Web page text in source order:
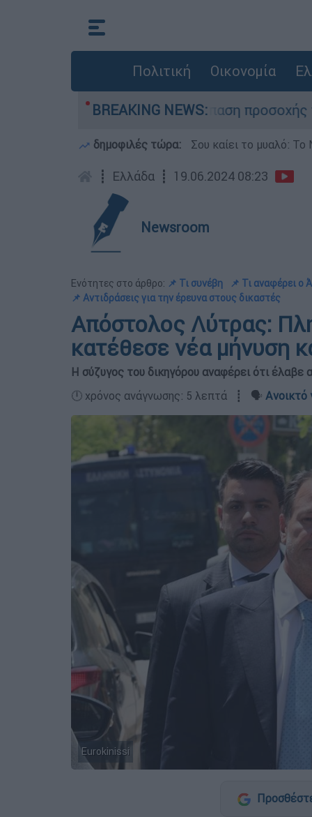
Πολιτική Οικονομία
BREAKING NEWS:
Σέρρες: «Απόσπαση προσοχής του
δημοφιλές τώρα: Σου καίει το μυαλό:
┋ Ελλάδα ┋ 19.06.2024 08:23
Newsroom
Ενότητες στο άρθρο: 📌 Τι συνέβη 📌 Τι αναφέρει ο
📌 Αντιδράσεις για την έρευνα στους δικαστές
Απόστολος Λύτρας:
κατέθεσε νέα μήνυση
Η σύζυγος του δικηγόρου αναφέρει ότι έλαβε
🕛 χρόνος ανάγνωσης: 5 λεπτά ┋ 🗣️ Ανοικτό
Eurokinissi